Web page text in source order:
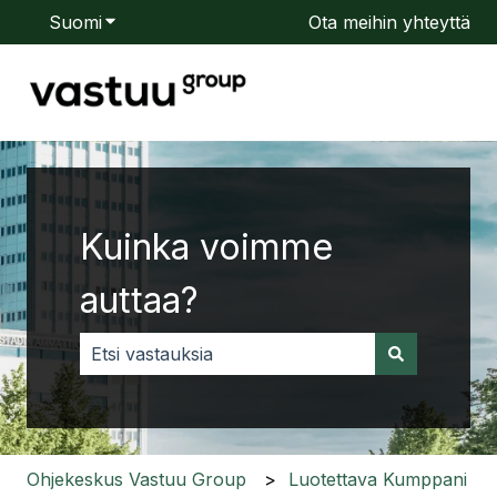
SuomiNäytä käännöksien alavalikkoOta meihin yhteyttä
Kuinka voimme
auttaa?
Ehdotuksia ei ole, koska hakukenttä on tyhjä.
Ohjekeskus Vastuu Group Luotettava Kumppani